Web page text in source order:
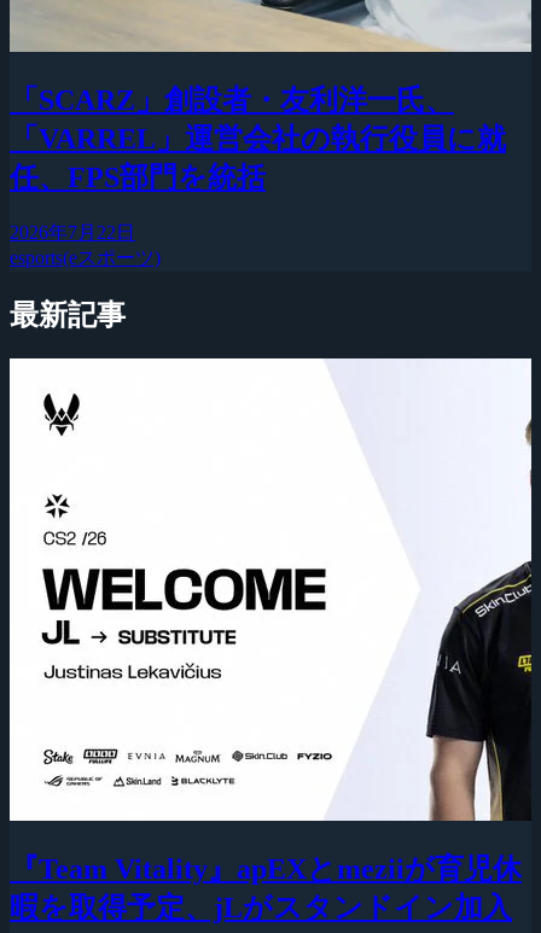
「SCARZ」創設者・友利洋一氏、
「VARREL」運営会社の執行役員に就
任、FPS部門を統括
2026年7月22日
esports(eスポーツ)
最新記事
『Team Vitality』apEXとmeziiが育児休
暇を取得予定、jLがスタンドイン加入